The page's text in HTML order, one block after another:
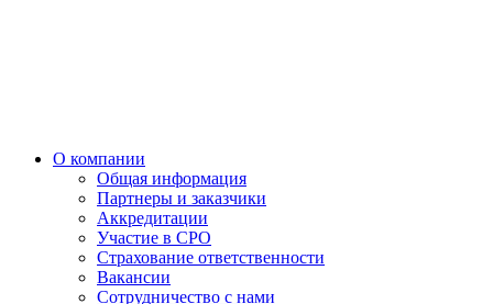
О компании
Общая информация
Партнеры и заказчики
Аккредитации
Участие в СРО
Страхование ответственности
Вакансии
Сотрудничество с нами